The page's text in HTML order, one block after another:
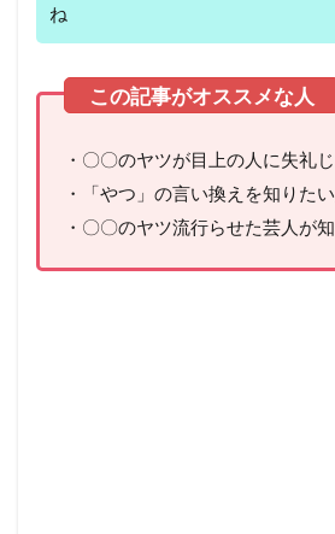
ね
・〇〇のヤツが目上の人に失礼
・「やつ」の言い換えを知りた
・〇〇のヤツ流行らせた芸人が